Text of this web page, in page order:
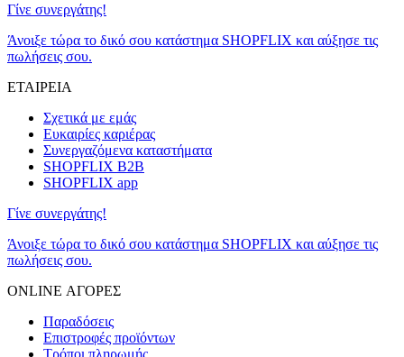
Γίνε συνεργάτης!
Άνοιξε τώρα το δικό σου κατάστημα SHOPFLIX και αύξησε τις
πωλήσεις σου.
ΕΤΑΙΡΕΙΑ
Σχετικά με εμάς
Ευκαιρίες καριέρας
Συνεργαζόμενα καταστήματα
SHOPFLIX B2B
SHOPFLIX app
Γίνε συνεργάτης!
Άνοιξε τώρα το δικό σου κατάστημα SHOPFLIX και αύξησε τις
πωλήσεις σου.
ONLINE ΑΓΟΡΕΣ
Παραδόσεις
Επιστροφές προϊόντων
Τρόποι πληρωμής